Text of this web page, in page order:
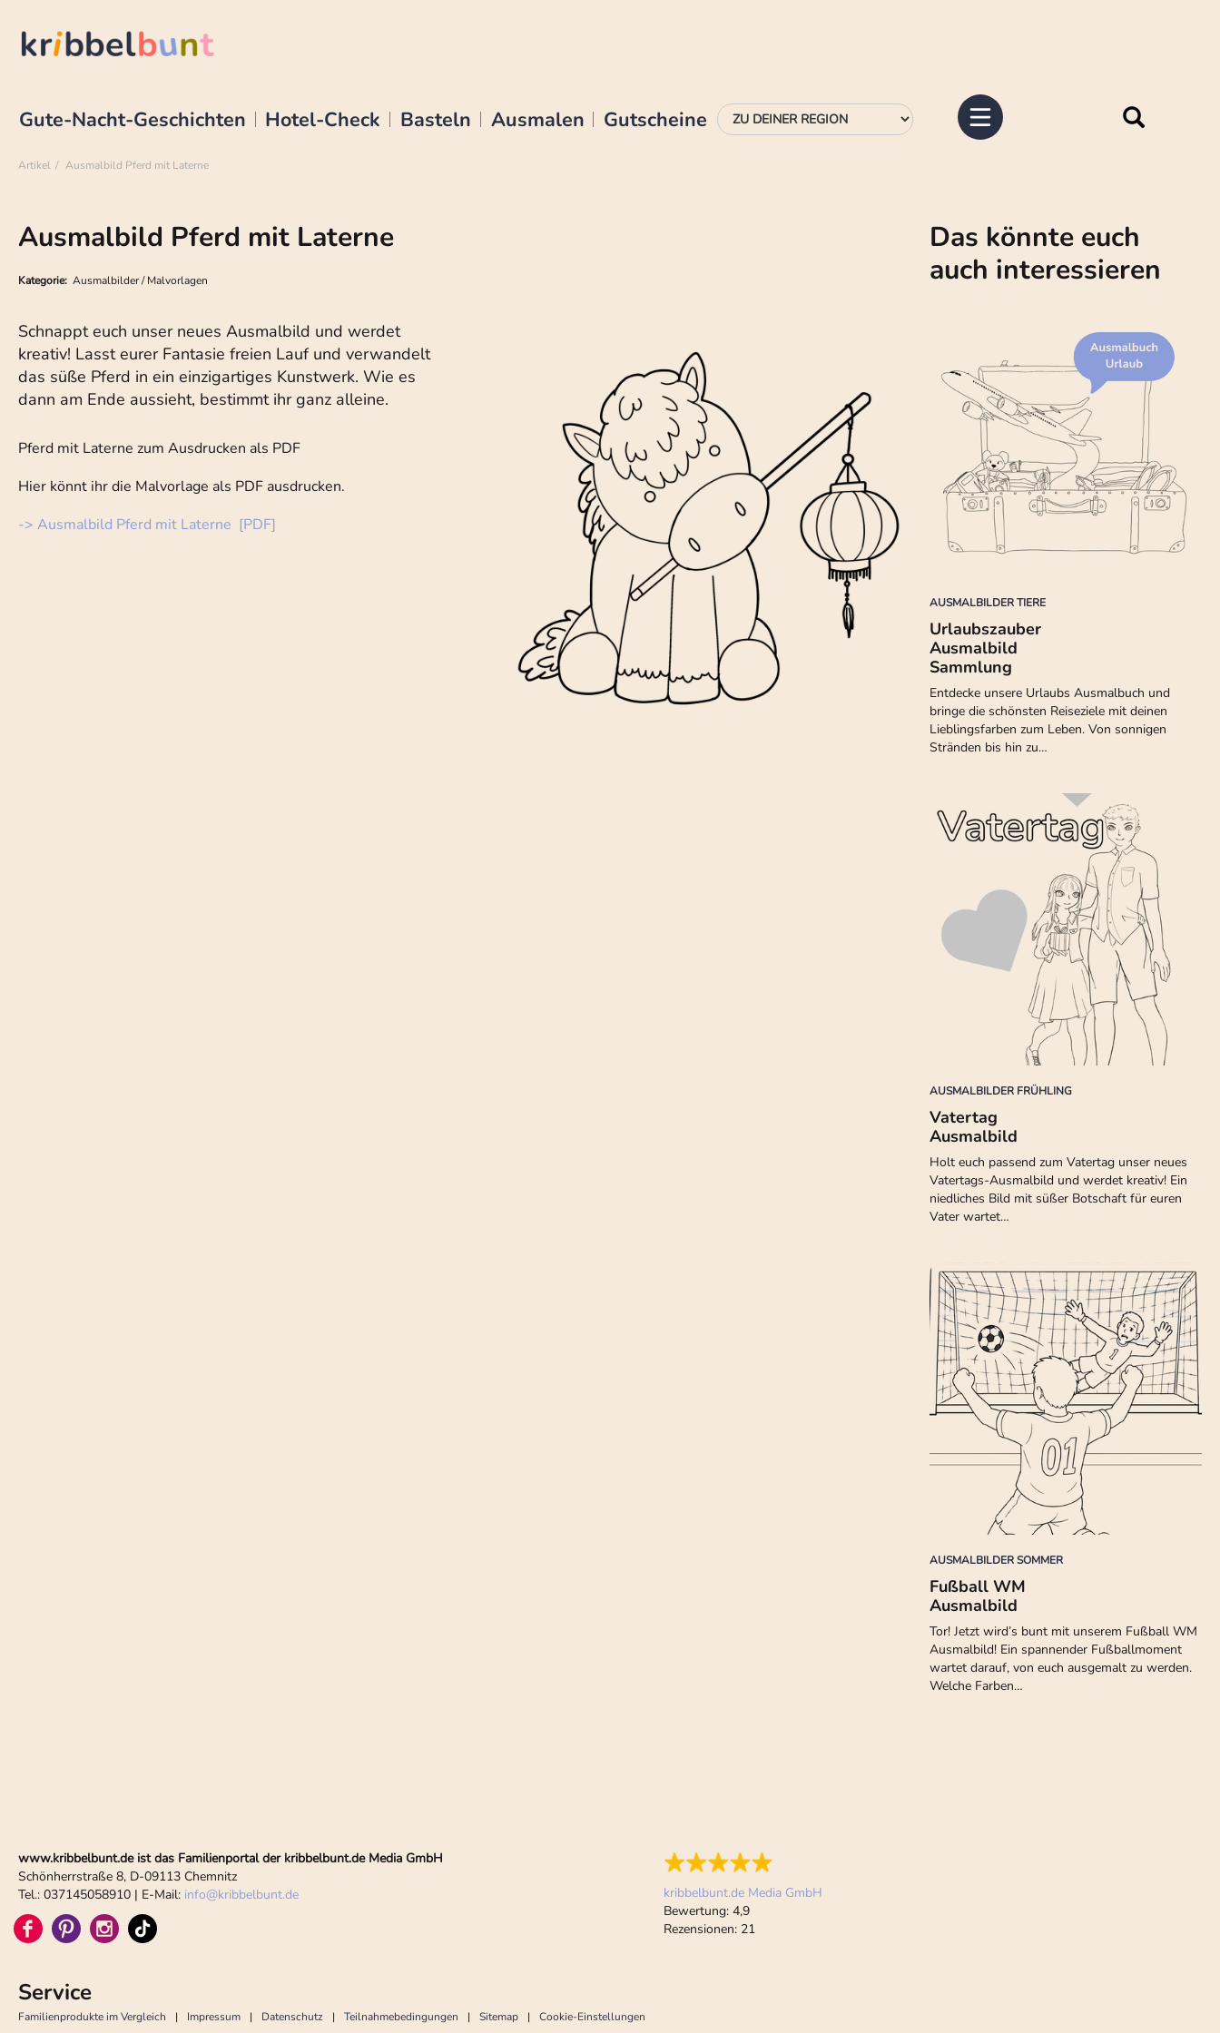
Gute-Nacht-Geschichten Hotel-Check Basteln Ausmalen Gutscheine
Artikel Ausmalbild Pferd mit Laterne
Ausmalbild Pferd mit Laterne
Kategorie: Ausmalbilder / Malvorlagen
Schnappt euch unser neues Ausmalbild und werdet
kreativ! Lasst eurer Fantasie freien Lauf und verwandelt
das süße Pferd in ein einzigartiges Kunstwerk. Wie es
dann am Ende aussieht, bestimmt ihr ganz alleine.
Pferd mit Laterne zum Ausdrucken als PDF
Hier könnt ihr die Malvorlage als PDF ausdrucken.
-> Ausmalbild Pferd mit Laterne [PDF]
Das könnte euch
auch interessieren
AUSMALBILDER TIERE
Urlaubszauber
Ausmalbild
Sammlung
Entdecke unsere Urlaubs Ausmalbuch und
bringe die schönsten Reiseziele mit deinen
Lieblingsfarben zum Leben. Von sonnigen
Stränden bis hin zu…
AUSMALBILDER FRÜHLING
Vatertag
Ausmalbild
Holt euch passend zum Vatertag unser neues
Vatertags-Ausmalbild und werdet kreativ! Ein
niedliches Bild mit süßer Botschaft für euren
Vater wartet…
AUSMALBILDER SOMMER
Fußball WM
Ausmalbild
Tor! Jetzt wird’s bunt mit unserem Fußball WM
Ausmalbild! Ein spannender Fußballmoment
wartet darauf, von euch ausgemalt zu werden.
Welche Farben…
www.kribbelbunt.de ist das Familienportal der kribbelbunt.de Media GmbH
Schönherrstraße 8, D-09113 Chemnitz
Tel.: 037145058910 | E-Mail: info@kribbelbunt.de
Service
Familienprodukte im Vergleich Impressum Datenschutz Teilnahmebedingungen Sitemap Cookie-Einstellungen
kribbelbunt.de Media GmbH
Bewertung: 4,9
Rezensionen: 21